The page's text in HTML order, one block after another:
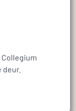
deur.